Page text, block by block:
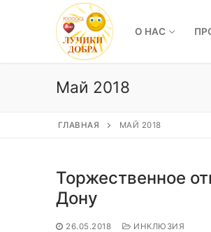
содержимому
О НАС
Май 2018
ГЛАВНАЯ МАЙ 2018
Торжественное
Дону
26.05.2018 ИНКЛЮЗИЯ